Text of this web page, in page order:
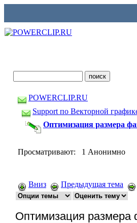
POWERCLIP.RU
Support по Векторной
Оптимизация размера
Просматривают: 1 Анонимно
Вниз Предыдущая тема
Оптимизация размера